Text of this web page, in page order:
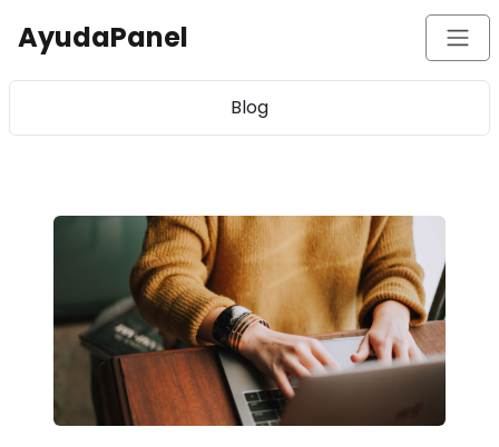
AyudaPanel
Blog